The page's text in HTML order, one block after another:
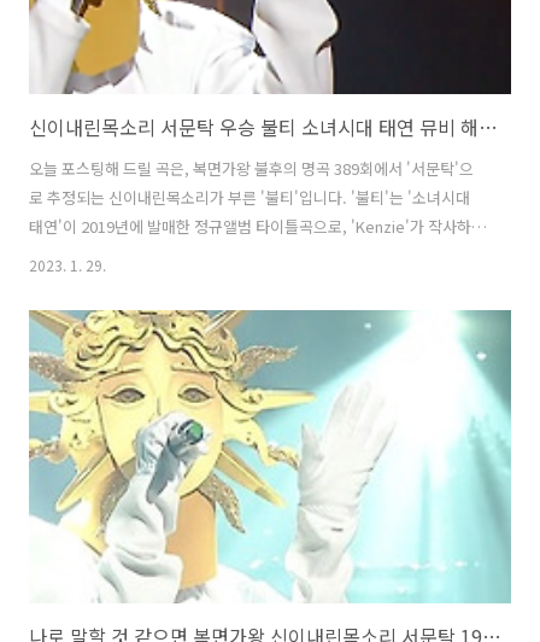
신이내린목소리 서문탁 우승 불티 소녀시대 태연 뮤비 해석 곡설명 복면가왕 192대 가왕
오늘 포스팅해 드릴 곡은, 복면가왕 불후의 명곡 389회에서 '서문탁'으
로 추정되는 신이내린목소리가 부른 '불티'입니다. '불티'는 '소녀시대
태연'이 2019년에 발매한 정규앨범 타이틀곡으로, 'Kenzie'가 작사하
고, 'Kenzie, Anne Judith Stokke Wik, Ronny Svendsen'이 작곡했
브 소울 팝 장르의 곡입니다. '서문탁'이 시작부터 사람을 홀리는 카리스
마로 열창했으며, 음의 격차가 커서 부르기 어려운 노래임에도 불구하고
음정을 정확히 지키면서도 자유자재로 완급을 조절하는 완벽한 스킬로
무대를 압도하며 가왕방어전에 성공, 192대 가왕에 등극했습니다. * 불
티 - 서문탁 / 태연 가사 불어 후후 빨간 불..
2023. 1. 29.